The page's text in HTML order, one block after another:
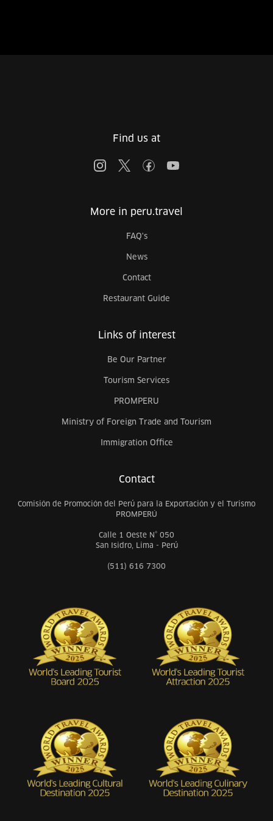
Find us at
More in peru.travel
FAQ's
News
Contact
Restaurant Guide
Links of interest
Be Our Partner
Tourism Services
PROMPERU
Ministry of Foreign Trade and Tourism
Immigration Office
Contact
Comisión de Promoción del Perú para la Exportación y el Turismo
PROMPERÚ
Calle 1 Oeste N° 050
San Isidro, Lima - Perú
(511) 616 7300